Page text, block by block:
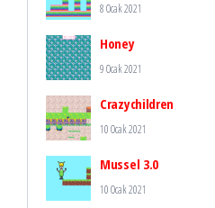
8 Ocak 2021
Honey
9 Ocak 2021
Crazychildren
10 Ocak 2021
Mussel 3.0
10 Ocak 2021